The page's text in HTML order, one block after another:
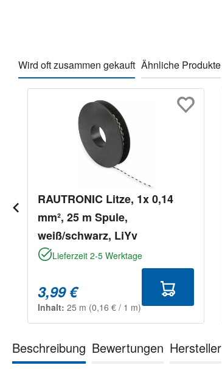
Wird oft zusammen gekauft Ähnliche Produkte
Produktgalerie überspringen
RAUTRONIC Litze, 1x 0,14
mm², 25 m Spule,
weiß/schwarz, LiYv
Lieferzeit 2-5 Werktage
3,99 €
Inhalt: 25 m (0,16 € / 1 m)
Beschreibung Bewertungen Hersteller